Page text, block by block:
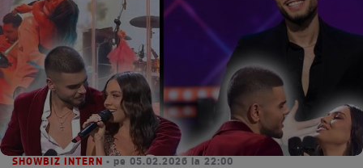
SHOWBIZ INTERN • pe 05.02.2026 la 22:00